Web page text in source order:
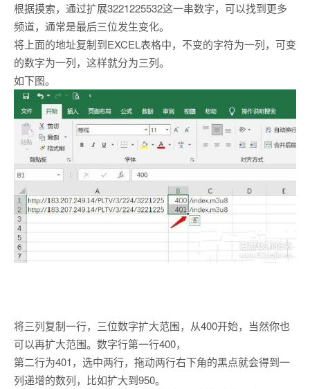
根据摸索，通过扩展3221225532这一串数字，可以找到更多
频道，通常是最后三位发生变化。
将上面的地址复制到EXCEL表格中，不变的字符为一列，可变
的数字为一列，这样就分为三列。
如下图。
将三列复制一行，三位数字扩大范围，从400开始，当然你也
可以再扩大范围。数字行第一行400，
第二行为401，选中两行，拖动两行右下角的黑点就会得到一
列递增的数列，比如扩大到950。